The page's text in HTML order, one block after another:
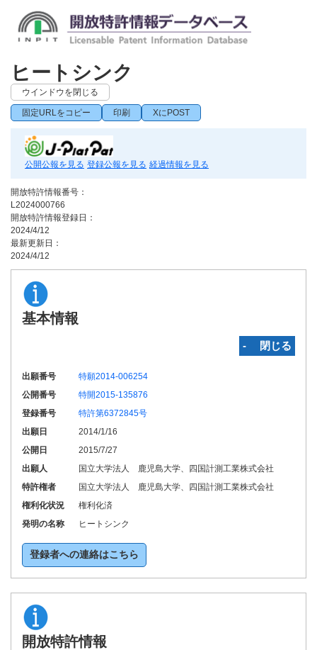
ヒートシンク
ウインドウを閉じる
固定URLをコピー 印刷 XにPOST
公開公報を見る 登録公報を見る 経過情報を見る
開放特許情報番号：
L2024000766
開放特許情報登録日：
2024/4/12
最新更新日：
2024/4/12
基本情報
‐ 閉じる
出願番号
特願2014-006254
公開番号
特開2015-135876
登録番号
特許第6372845号
出願日
2014/1/16
公開日
2015/7/27
出願人
国立大学法人 鹿児島大学、四国計測工業株式会社
特許権者
国立大学法人 鹿児島大学、四国計測工業株式会社
権利化状況
権利化済
発明の名称
ヒートシンク
登録者への連絡はこちら
開放特許情報